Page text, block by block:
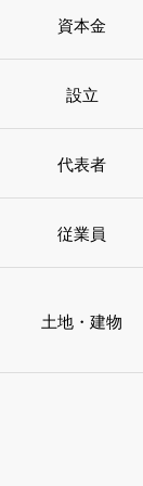
資本金
設立
代表者
従業員
土地・建物